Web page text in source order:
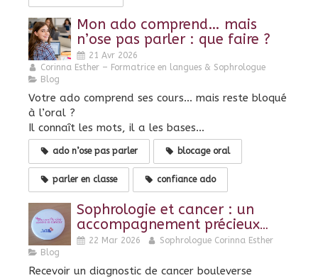
Mon ado comprend… mais
n’ose pas parler : que faire ?
21 Avr 2026
Corinna Esther – Formatrice en langues & Sophrologue
Blog
Votre ado comprend ses cours… mais reste bloqué
à l’oral ?
Il connaît les mots, il a les bases…
ado n’ose pas parler blocage oral
parler en classe confiance ado
Sophrologie et cancer : un
accompagnement précieux
pour mieux vivre la maladie
22 Mar 2026
Sophrologue Corinna Esther
Blog
Recevoir un diagnostic de cancer bouleverse